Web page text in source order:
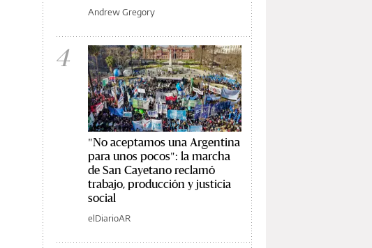
Andrew Gregory
4
"No aceptamos una Argentina
para unos pocos": la marcha
de San Cayetano reclamó
trabajo, producción y justicia
social
elDiarioAR